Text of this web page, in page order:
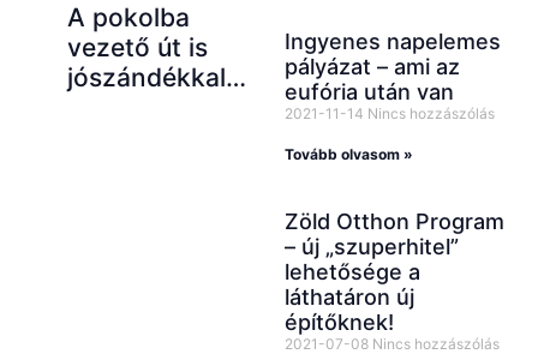
A pokolba
vezető út is
jószándékkal…
Ingyenes napelemes
pályázat – ami az
eufória után van
2021-11-14 Nincs hozzászólás
Tovább olvasom »
Zöld Otthon Program
– új „szuperhitel”
lehetősége a
láthatáron új
építőknek!
2021-07-08 Nincs hozzászólás